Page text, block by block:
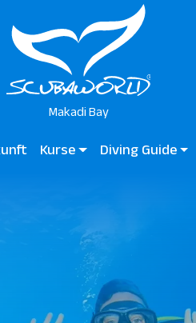
Makadi Bay
Kurse
Professionelle Taucher
Diving Guide